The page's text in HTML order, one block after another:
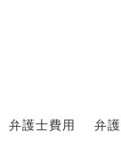
弁護士費用 弁